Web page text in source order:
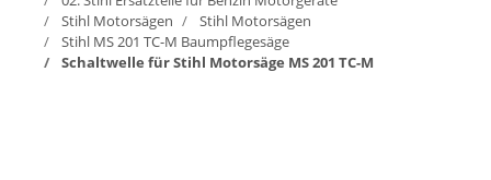
Stihl Motorsägen
Stihl Motorsägen
Stihl MS 201 TC-M Baumpflegesäge
Schaltwelle für Stihl Motorsäge MS 201 TC-M